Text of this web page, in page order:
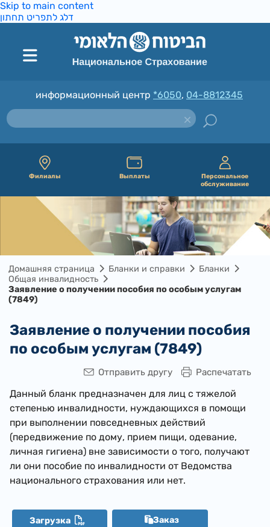
Skip to main content
דלג לתפריט תחתון
информационный центр *6050, 04-8812345
Филиалы Выплаты
Персональное
обслуживание
Домашняя страница Бланки и справки
Бланки
Общая инвалидность
Заявление о получении пособия по особым услугам
(7849)
Заявление о получении пособия
по особым услугам (7849)
Распечатать
Отправить другу
Данный бланк предназначен для лиц с тяжелой
степенью инвалидности, нуждающихся в помощи
при выполнении повседневных действий
(передвижение по дому, прием пищи, одевание,
личная гигиена) вне зависимости о того, получают
ли они пособие по инвалидности от Ведомства
национального страхования или нет.
Загрузка Заказ